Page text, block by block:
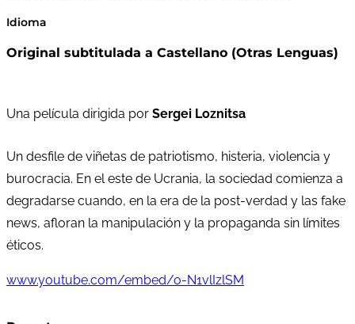
Idioma
Original subtitulada a Castellano (Otras Lenguas)
Una película dirigida por Sergei Loznitsa
Un desfile de viñetas de patriotismo, histeria, violencia y
burocracia. En el este de Ucrania, la sociedad comienza a
degradarse cuando, en la era de la post-verdad y las fake
news, afloran la manipulación y la propaganda sin límites
éticos.
www.youtube.com/embed/o-N1vlIzlSM